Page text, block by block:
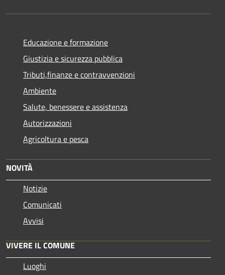
Educazione e formazione
Giustizia e sicurezza pubblica
Tributi,finanze e contravvenzioni
Ambiente
Salute, benessere e assistenza
Autorizzazioni
Agricoltura e pesca
NOVITÀ
Notizie
Comunicati
Avvisi
VIVERE IL COMUNE
Luoghi